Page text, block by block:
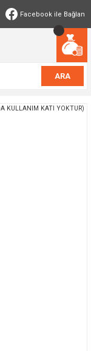
Facebook ile Bağlan
ARA